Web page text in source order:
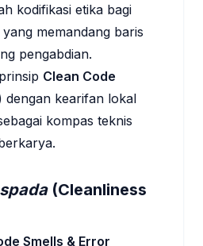
kodifikasi etika bagi
memandang baris
pengabdian.
Clean Code
dengan kearifan lokal
kompas teknis
(Cleanliness
Smells & Error